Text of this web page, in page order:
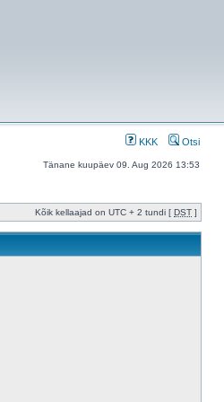
KKK Otsi
Tänane kuupäev 09. Aug 2026 13:53
Kõik kellaajad on UTC + 2 tundi [ DST ]